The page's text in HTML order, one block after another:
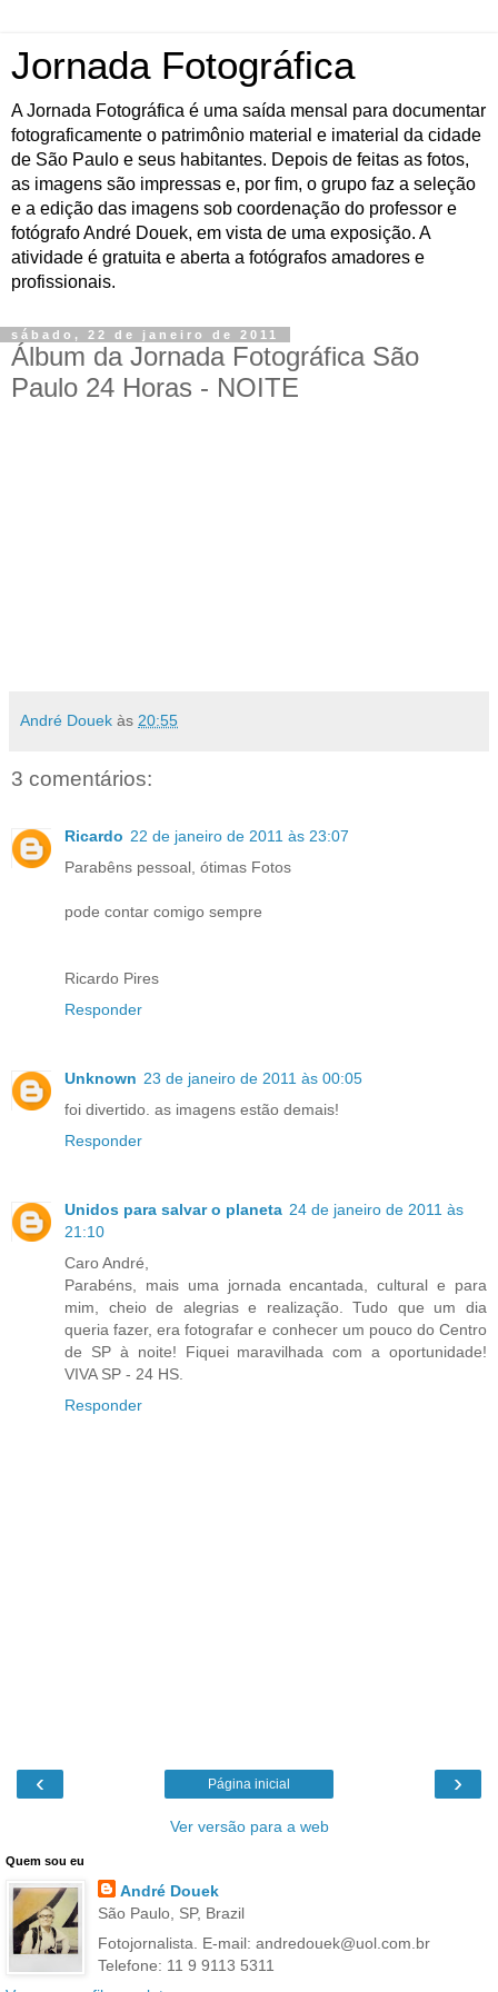
Jornada Fotográfica
A Jornada Fotográfica é uma saída mensal para documentar
fotograficamente o patrimônio material e imaterial da cidade
de São Paulo e seus habitantes. Depois de feitas as fotos,
as imagens são impressas e, por fim, o grupo faz a seleção
e a edição das imagens sob coordenação do professor e
fotógrafo André Douek, em vista de uma exposição. A
atividade é gratuita e aberta a fotógrafos amadores e
profissionais.
sábado, 22 de janeiro de 2011
Álbum da Jornada Fotográfica São
Paulo 24 Horas - NOITE
André Douek às 20:55
3 comentários:
Ricardo 22 de janeiro de 2011 às 23:07
Parabêns pessoal, ótimas Fotos
pode contar comigo sempre
Ricardo Pires
Responder
Unknown 23 de janeiro de 2011 às 00:05
foi divertido. as imagens estão demais!
Responder
Unidos para salvar o planeta 24 de janeiro de 2011 às
21:10
Caro André,
Parabéns, mais uma jornada encantada, cultural e para
mim, cheio de alegrias e realização. Tudo que um dia
queria fazer, era fotografar e conhecer um pouco do Centro
de SP à noite! Fiquei maravilhada com a oportunidade!
VIVA SP - 24 HS.
Responder
‹ ›
Página inicial
Ver versão para a web
Quem sou eu
André Douek
São Paulo, SP, Brazil
Fotojornalista. E-mail: andredouek@uol.com.br
Telefone: 11 9 9113 5311